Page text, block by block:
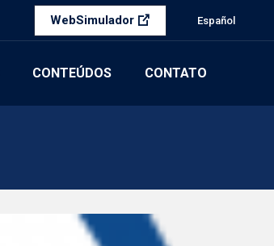
WebSimulador Español
CONTEÚDOS CONTATO